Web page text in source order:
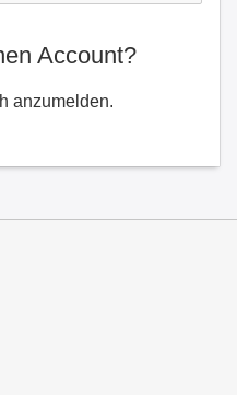
Account?
anzumelden.